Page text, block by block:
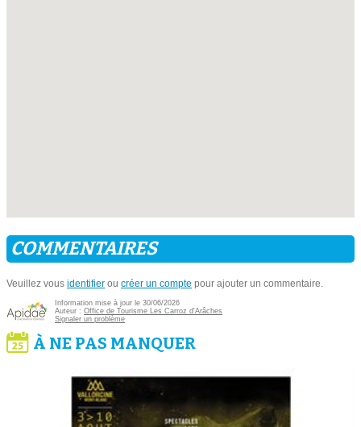
COMMENTAIRES
Veuillez vous identifier ou créer un compte pour ajouter un commentaire.
Information mise à jour le 30/06/2026
Auteur : Office de Tourisme Les Carroz d'Arâches
Signaler un problème
À NE PAS MANQUER